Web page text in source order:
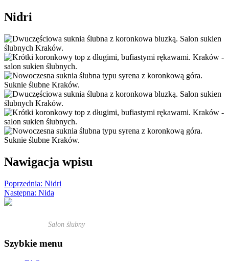
Nidri
Nawigacja wpisu
Poprzednia: Nidri
Następna: Nida
Salon ślubny
Szybkie menu